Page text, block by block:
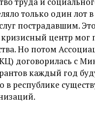
только один лот
пострадавшим.
центр мог
Но потом
договорилась с
каждый год
в республике